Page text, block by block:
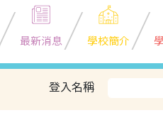
最新消息 學校簡介
登入名稱